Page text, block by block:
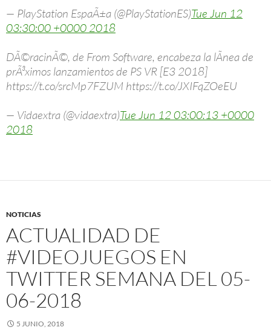
— PlayStation EspaÃ±a (@PlayStationES)Tue Jun 12
03:30:00 +0000 2018
DÃ©racinÃ©, de From Software, encabeza la lÃ­nea de
prÃ³ximos lanzamientos de PS VR [E3 2018]
https://t.co/srcMp7FZUM https://t.co/JXIFqZOeEU
— Vidaextra (@vidaextra)Tue Jun 12 03:00:13 +0000
2018
NOTICIAS
ACTUALIDAD DE
#VIDEOJUEGOS EN
TWITTER SEMANA DEL 05-
06-2018
5 JUNIO, 2018